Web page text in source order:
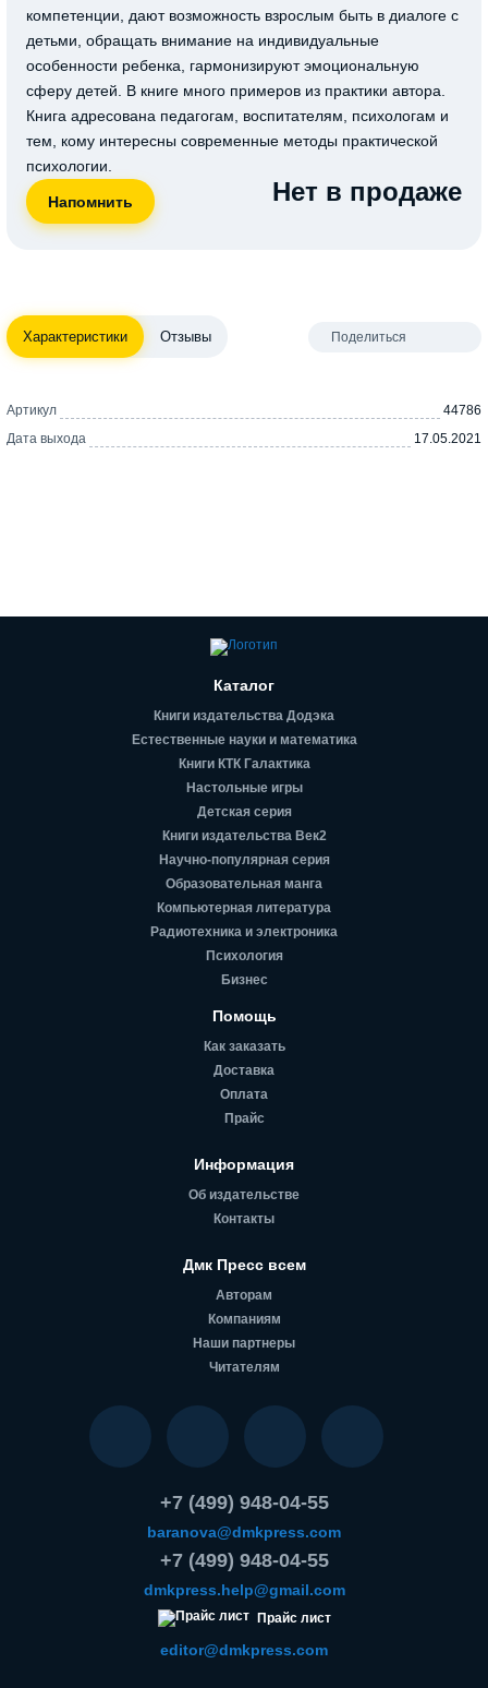
компетенции, дают возможность взрослым быть в диалоге с
детьми, обращать внимание на индивидуальные
особенности ребенка, гармонизируют эмоциональную
сферу детей. В книге много примеров из практики автора.
Книга адресована педагогам, воспитателям, психологам и
тем, кому интересны современные методы практической
психологии.
Нет в продаже
Характеристики Отзывы Поделиться
Артикул
44786
Дата выхода
17.05.2021
Каталог
Книги издательства Додэка
Естественные науки и математика
Книги КТК Галактика
Настольные игры
Детская серия
Книги издательства Век2
Научно-популярная серия
Образовательная манга
Компьютерная литература
Радиотехника и электроника
Психология
Бизнес
Помощь
Как заказать
Доставка
Оплата
Прайс
Информация
Об издательстве
Контакты
Дмк Пресс всем
Авторам
Компаниям
Наши партнеры
Читателям
+7 (499) 948-04-55
baranova@dmkpress.com
+7 (499) 948-04-55
dmkpress.help@gmail.com
Прайс лист
editor@dmkpress.com